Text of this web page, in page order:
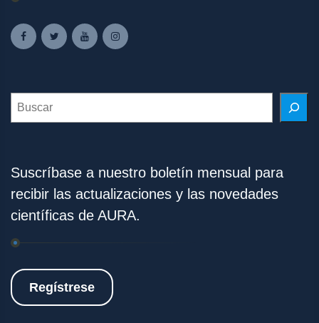
Search
Suscríbase a nuestro boletín mensual para
recibir las actualizaciones y las novedades
científicas de AURA.
Regístrese